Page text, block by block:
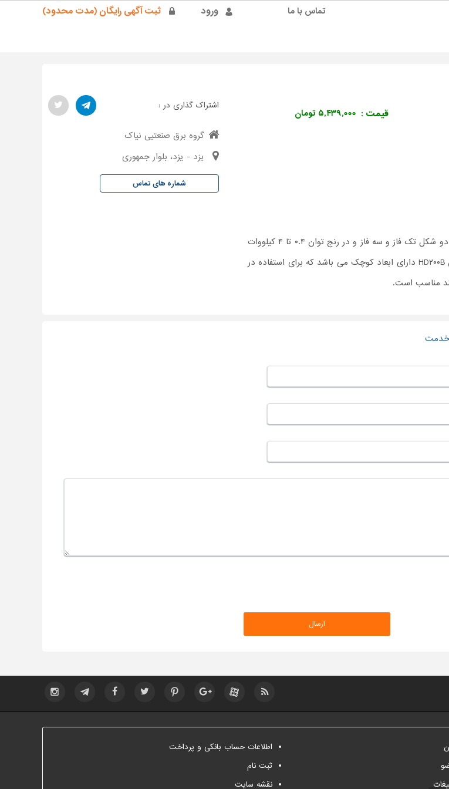
ورود ثبت آگهی رایگان (مدت محدود) تماس با ما
قیمت : ۵,۴۳۹,۰۰۰ تومان
اینورتر هانیکس HD۲۰۰B از نظر فاز به دو شکل تک فاز و سه فاز و در رنج توان ۰.۴ تا ۴ کیلووات
تولید و عرضه می شود. اینور هانیکس HD۲۰۰B دارای ابعاد کوچک می باشد که برای استفاده در
مناسب است.
اشتراک گذاری در :
گروه برق صنعتیی نیاک
یزد - یزد، بلوار جمهوری
شماره های تماس
خدمت
اطلاعات حساب بانکی و پرداخت
ثبت نام
نقشه سایت